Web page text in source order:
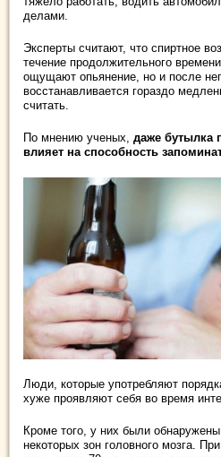
делами.
Эксперты считают, что спиртное
течение продолжительного
ощущают опьянение, но и после
восстанавливается гораздо
считать.
По мнению ученых, даже бутылка
влияет на способность
Люди, которые употребляют
хуже проявляют себя во время
Кроме того, у них были
некоторых зон головного мозга.